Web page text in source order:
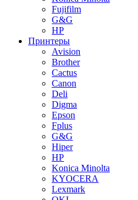
Fujifilm
G&G
HP
Принтеры
Avision
Brother
Cactus
Canon
Deli
Digma
Epson
Fplus
G&G
Hiper
HP
Konica Minolta
KYOCERA
Lexmark